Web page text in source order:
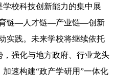
学校科技创新能力的集中展
育链—人才链—产业链—创新
实践。未来学校将继续依托
，强化与地方政府、行业龙头
速构建“政产学研用”一体化